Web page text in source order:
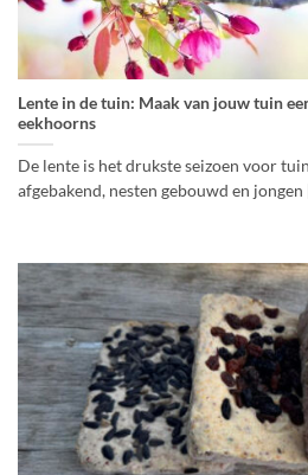
Lente in de tuin: Maak van jouw tuin
eekhoorns
De lente is het drukste seizoen voor
afgebakend, nesten gebouwd en jongen